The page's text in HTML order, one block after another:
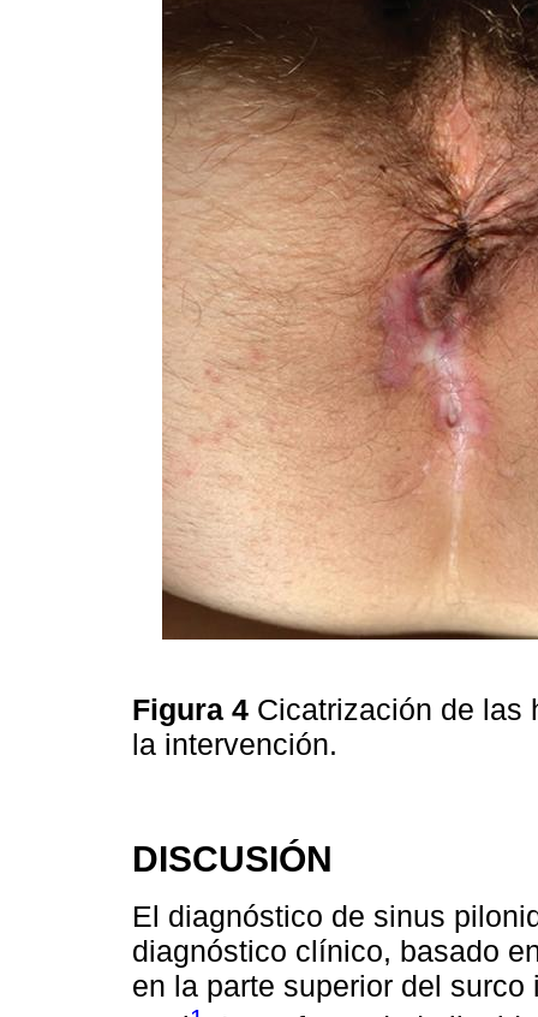
Figura 4 Cicatrización de las
la intervención.
DISCUSIÓN
El diagnóstico de sinus
diagnóstico clínico, basado
en la parte superior del